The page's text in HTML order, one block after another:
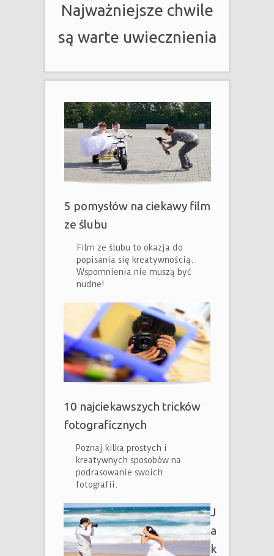
Najważniejsze chwile
są warte uwiecznienia
5 pomysłów na ciekawy film
ze ślubu
Film ze ślubu to okazja do
popisania się kreatywnością.
Wspomnienia nie muszą być
nudne!
10 najciekawszych tricków
fotograficznych
Poznaj kilka prostych i
kreatywnych sposobów na
podrasowanie swoich
fotografii.
J
a
k